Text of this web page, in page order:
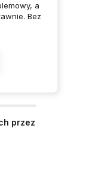
a
Bez
przez